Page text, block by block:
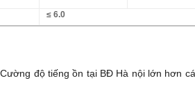
≤ 6.0
độ tiếng ồn tại BĐ Hà nội lớn hơn